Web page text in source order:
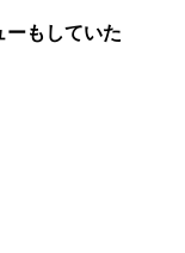
ーもしていた